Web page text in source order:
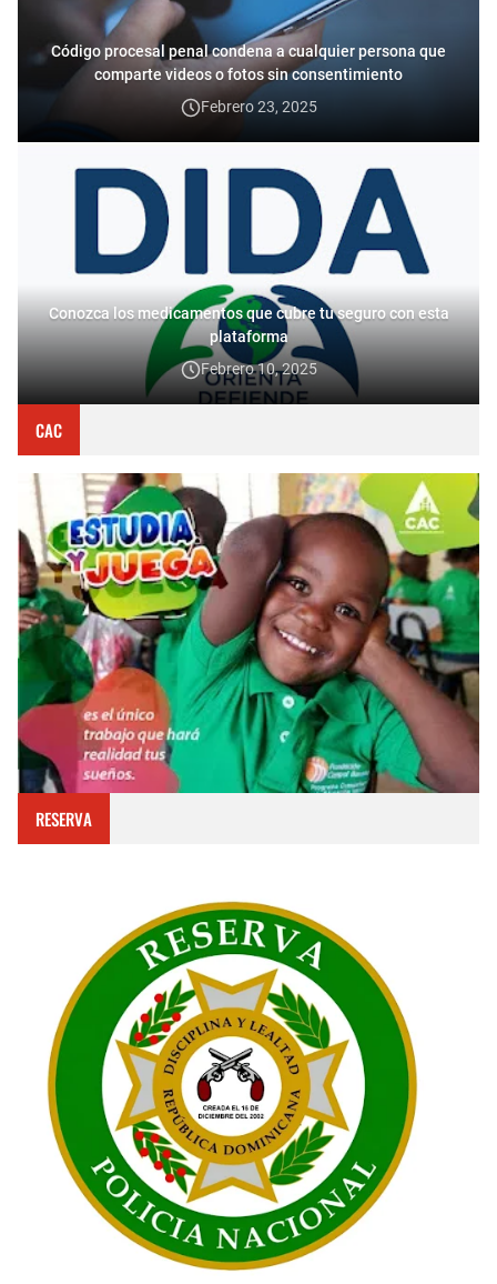
Código procesal penal condena a cualquier persona que
comparte videos o fotos sin consentimiento
Febrero 23, 2025
Conozca los medicamentos que cubre tu seguro con esta
plataforma
Febrero 10, 2025
CAC
RESERVA